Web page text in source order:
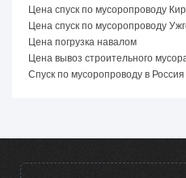
Цена спуск по мусоропроводу
Цена спуск по мусоропроводу
Цена погрузка навалом
Цена вывоз строительного
Спуск по мусоропроводу в Россия